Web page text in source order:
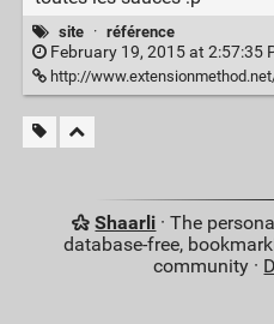
site · référence
February 19, 2015 at 2:57:35
http://
Shaarli · The
database-free,
community ·